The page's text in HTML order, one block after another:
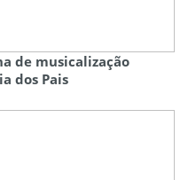
de musicalização
dos Pais